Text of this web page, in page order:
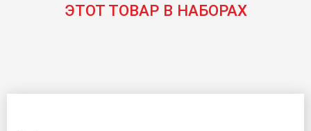
ЭТОТ ТОВАР В НАБОРАХ